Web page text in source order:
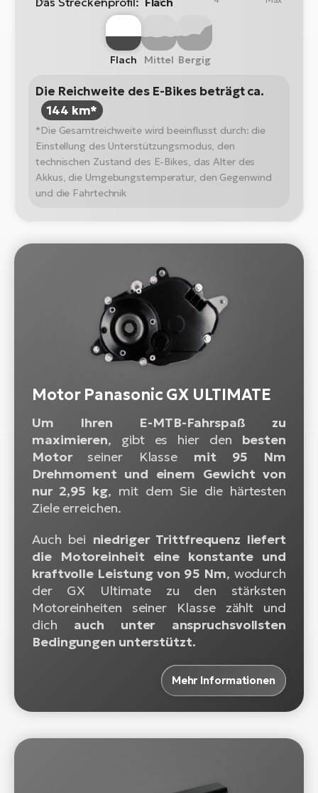
Flach Mittel Bergig
Die Reichweite des E-Bikes beträgt ca.
144 km*
*Die Gesamtreichweite wird beeinflusst durch: die
Einstellung des Unterstützungsmodus, den
technischen Zustand des E-Bikes, das Alter des
Akkus, die Umgebungstemperatur, den Gegenwind
und die Fahrtechnik
Motor Panasonic GX ULTIMATE
Um Ihren E-MTB-Fahrspaß zu
maximieren, gibt es hier den besten
Motor seiner Klasse mit 95 Nm
Drehmoment und einem Gewicht von
nur 2,95 kg, mit dem Sie die härtesten
Ziele erreichen.
Auch bei niedriger Trittfrequenz liefert
die Motoreinheit eine konstante und
kraftvolle Leistung von 95 Nm, wodurch
der GX Ultimate zu den stärksten
Motoreinheiten seiner Klasse zählt und
dich auch unter anspruchsvollsten
Bedingungen unterstützt.
Mehr Informationen